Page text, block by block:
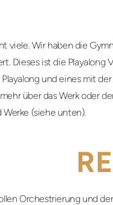
viele. Wir haben die
Dieses ist die Playalong
und eines mit
über das Werk oder
(siehe unten).
Orchestrierung und